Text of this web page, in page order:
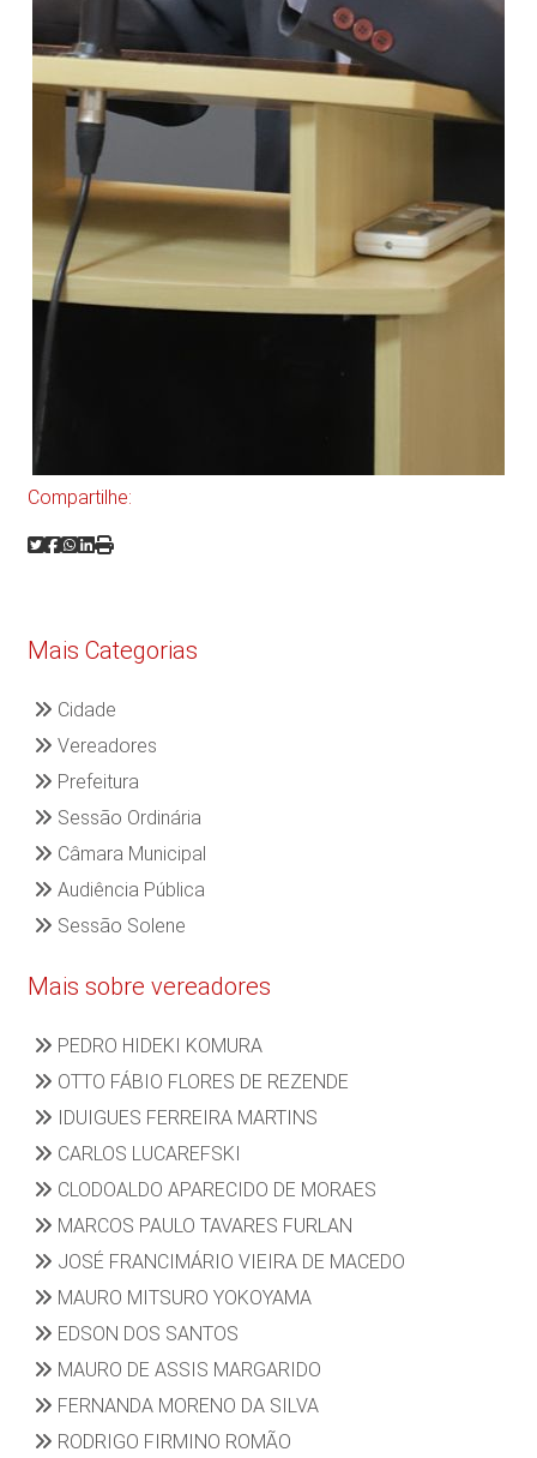
Compartilhe:
Mais Categorias
Cidade
Vereadores
Prefeitura
Sessão Ordinária
Câmara Municipal
Audiência Pública
Sessão Solene
Mais sobre vereadores
PEDRO HIDEKI KOMURA
OTTO FÁBIO FLORES DE REZENDE
IDUIGUES FERREIRA MARTINS
CARLOS LUCAREFSKI
CLODOALDO APARECIDO DE MORAES
MARCOS PAULO TAVARES FURLAN
JOSÉ FRANCIMÁRIO VIEIRA DE MACEDO
MAURO MITSURO YOKOYAMA
EDSON DOS SANTOS
MAURO DE ASSIS MARGARIDO
FERNANDA MORENO DA SILVA
RODRIGO FIRMINO ROMÃO